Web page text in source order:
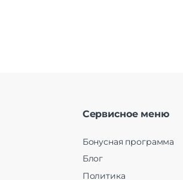
Сервисное меню
Бонусная программа
Блог
Политика